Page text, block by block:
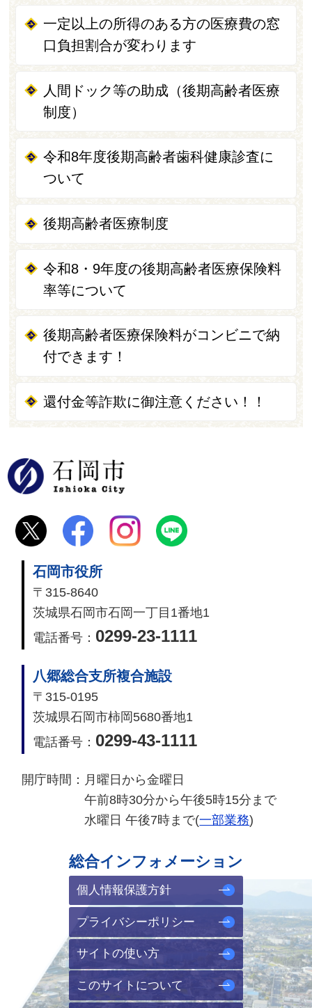
一定以上の所得のある方の医療費の窓
口負担割合が変わります
人間ドック等の助成（後期高齢者医療
制度）
令和8年度後期高齢者歯科健康診査に
ついて
後期高齢者医療制度
令和8・9年度の後期高齢者医療保険料
率等について
後期高齢者医療保険料がコンビニで納
付できます！
還付金等詐欺に御注意ください！！
石岡市役所
〒315-8640
茨城県石岡市石岡一丁目1番地1
電話番号： 0299-23-1111
八郷総合支所複合施設
〒315-0195
茨城県石岡市柿岡5680番地1
電話番号： 0299-43-1111
開庁時間： 月曜日から金曜日
午前8時30分から午後5時15分まで
水曜日 午後7時まで(一部業務)
総合インフォメーション
個人情報保護方針
プライバシーポリシー
サイトの使い方
このサイトについて